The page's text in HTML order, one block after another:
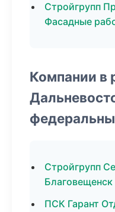
Стройгрупп
Фасадные
Компании в
Стройгрупп
Благовещенск
ПСК Гарант